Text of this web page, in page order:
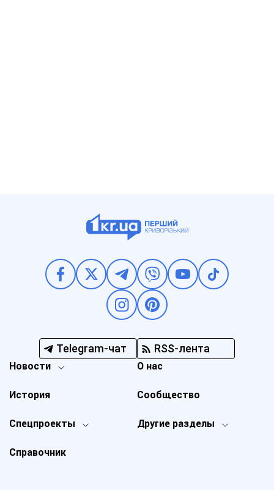
Telegram-чат RSS-лента
Новости
Спецпроекты Другие разделы
История
О нас
Справочник
Сообщество